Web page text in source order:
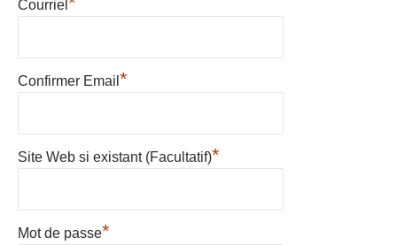
Courriel
Confirmer Email *
Site Web si existant (Facultatif)*
Mot de passe*